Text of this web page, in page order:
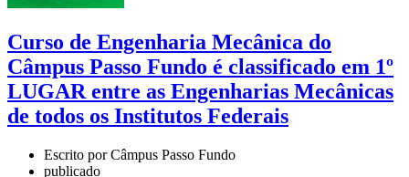
Curso de Engenharia Mecânica do
Câmpus Passo Fundo é classificado em 1º
LUGAR entre as Engenharias Mecânicas
de todos os Institutos Federais
Escrito por Câmpus Passo Fundo
publicado